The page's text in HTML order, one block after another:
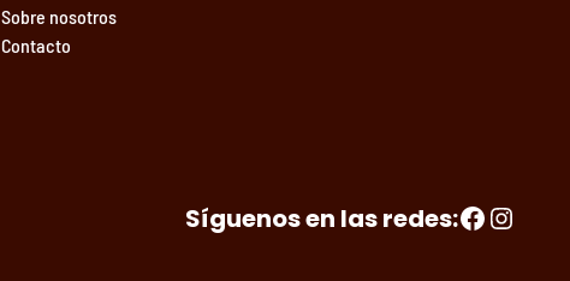
Sobre nosotros
Contacto
Síguenos en las redes:Facebook Instagram